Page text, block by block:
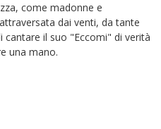
come madonne e
dai venti, da tante
cantare il suo "Eccomi" di verità
una mano.